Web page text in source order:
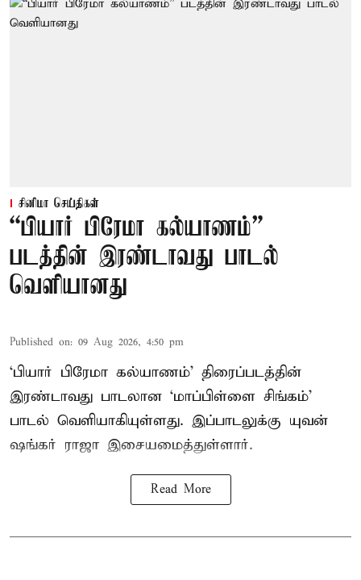
சினிமா செய்திகள்
“பியார் பிரேமா கல்யாணம்”
படத்தின் இரண்டாவது பாடல்
வெளியானது
Published on: 09 Aug 2026, 4:50 pm
‘பியார் பிரேமா கல்யாணம்’ திரைப்படத்தின்
இரண்டாவது பாடலான ‘மாப்பிள்ளை சிங்கம்’
பாடல் வெளியாகியுள்ளது. இப்பாடலுக்கு யுவன்
ஷங்கர் ராஜா இசையமைத்துள்ளார்.
Read More